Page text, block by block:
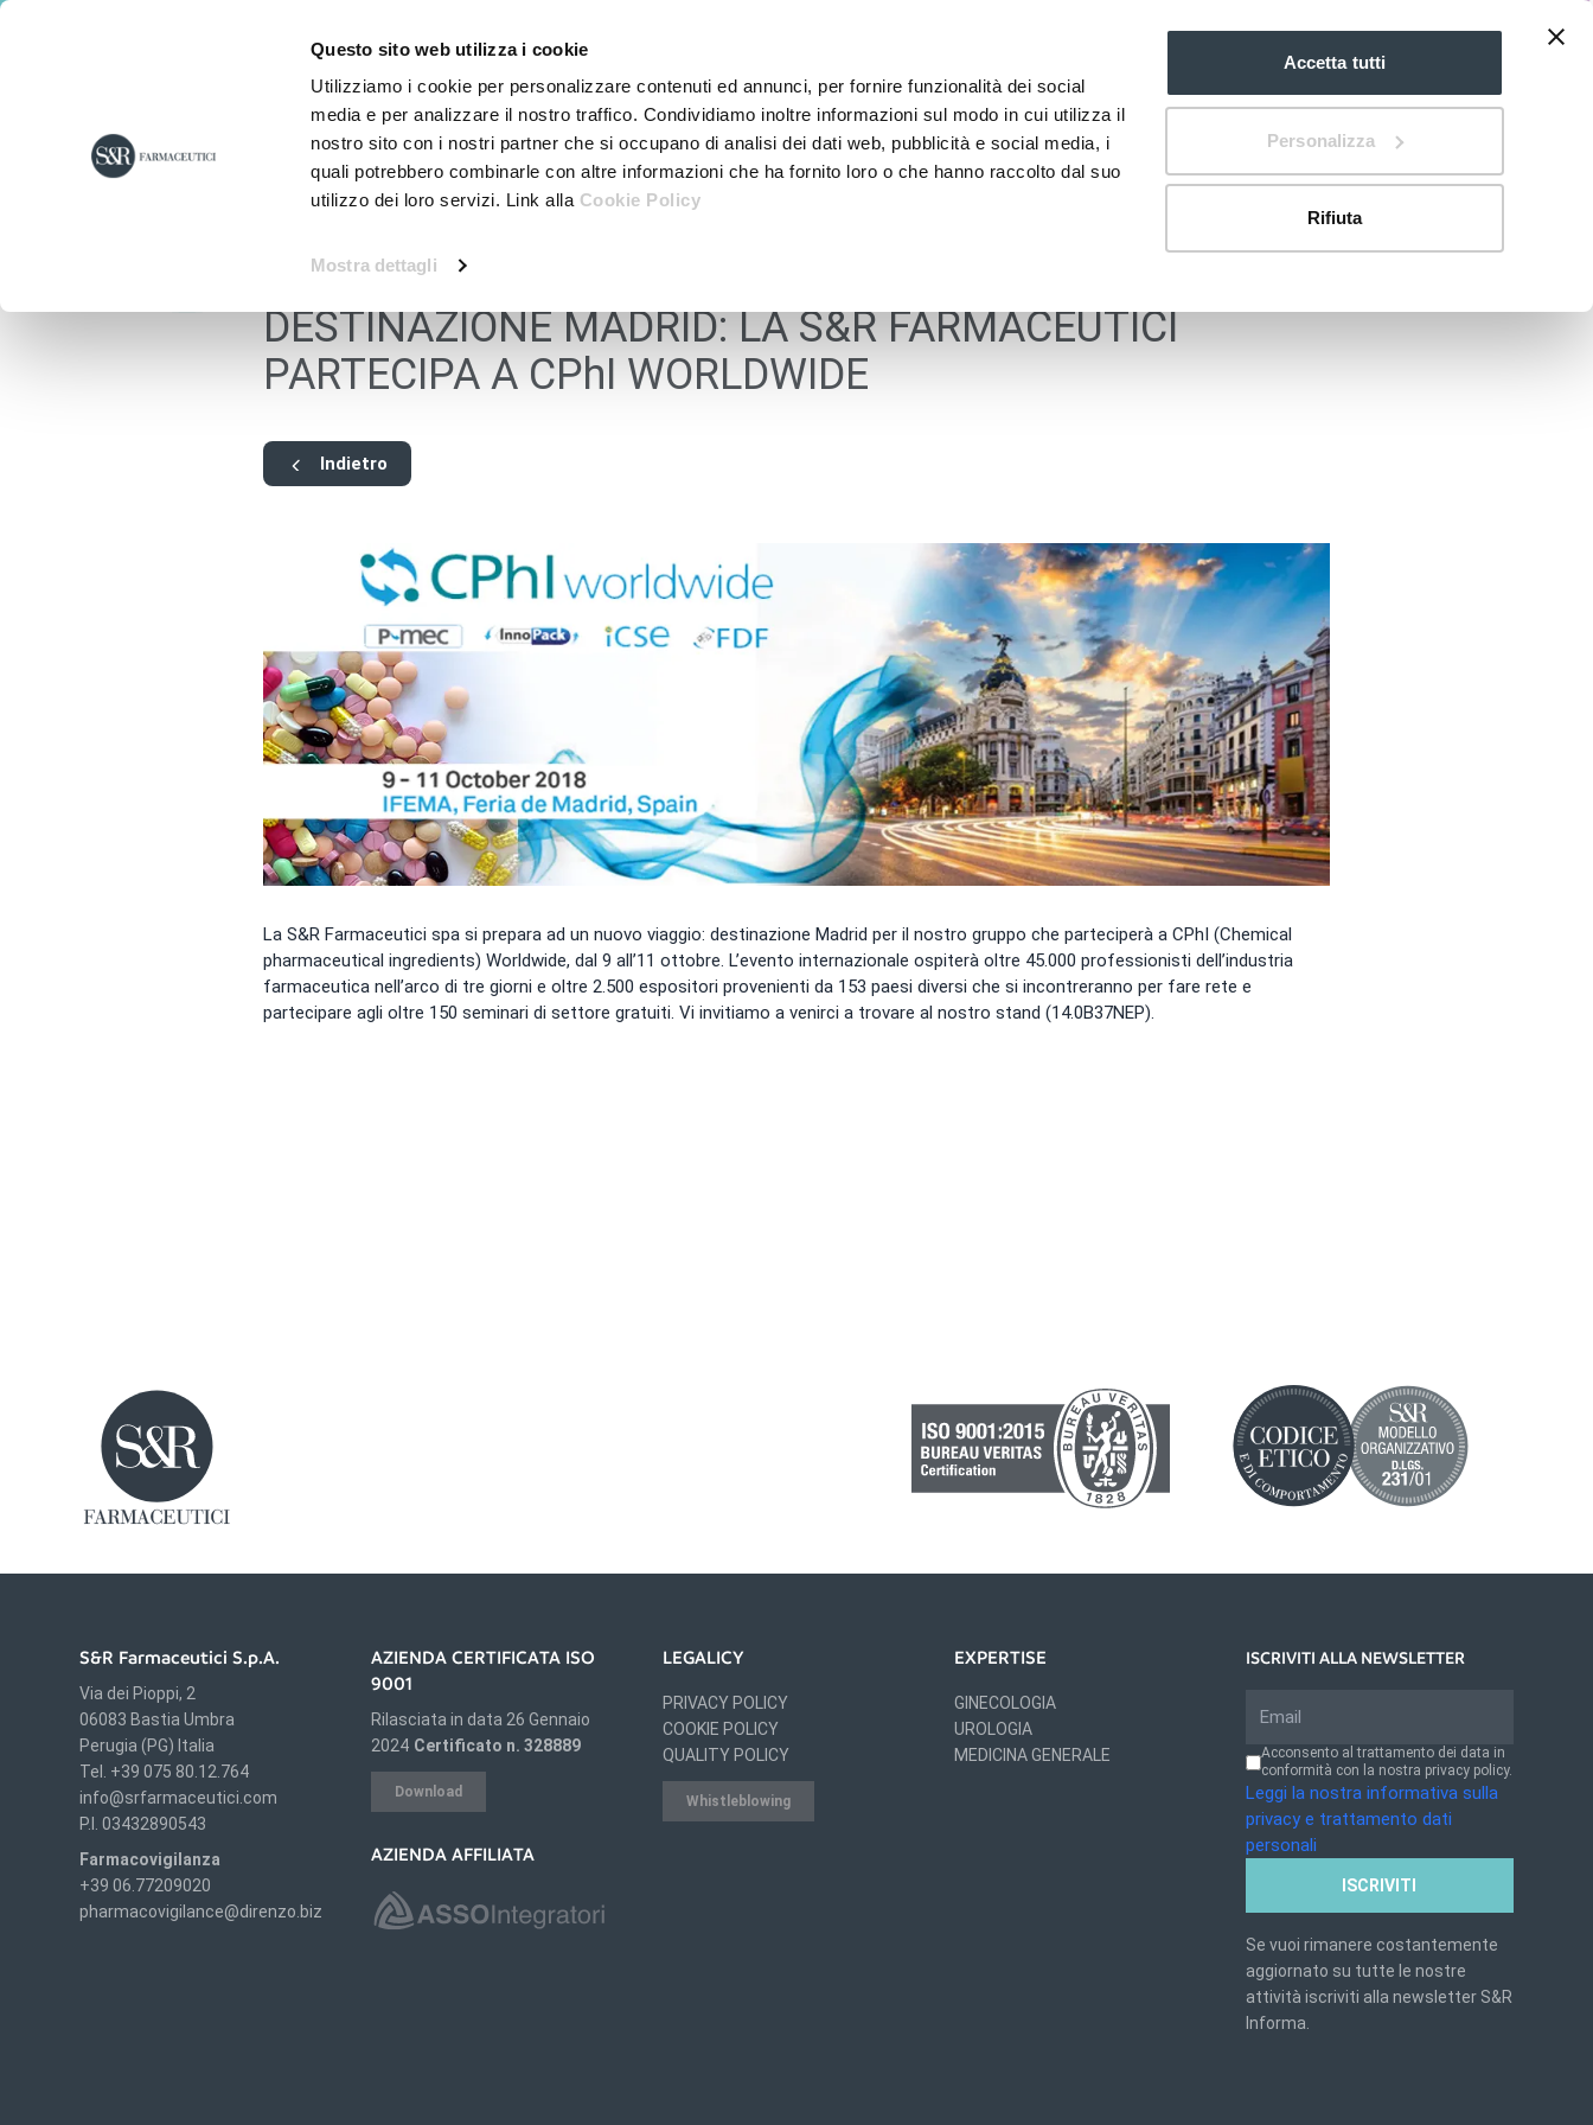
Questo sito web utilizza i cookie
Utilizziamo i cookie per personalizzare contenuti ed annunci, per fornire funzionalità dei social
media e per analizzare il nostro traffico. Condividiamo inoltre informazioni sul modo in cui utilizza il
nostro sito con i nostri partner che si occupano di analisi dei dati web, pubblicità e social media, i
quali potrebbero combinarle con altre informazioni che ha fornito loro o che hanno raccolto dal suo
utilizzo dei loro servizi. Link alla Cookie Policy
Mostra dettagli
Accetta tutti
Personalizza
Rifiuta
down
DESTINAZIONE MADRID: LA S&R FARMACEUTICI
PARTECIPA A CPhI WORLDWIDE
Indietro
La S&R Farmaceutici spa si prepara ad un nuovo viaggio: destinazione Madrid per il nostro gruppo che parteciperà a CPhI (Chemical
pharmaceutical ingredients) Worldwide, dal 9 all’11 ottobre. L’evento internazionale ospiterà oltre 45.000 professionisti dell’industria
farmaceutica nell’arco di tre giorni e oltre 2.500 espositori provenienti da 153 paesi diversi che si incontreranno per fare rete e
partecipare agli oltre 150 seminari di settore gratuiti. Vi invitiamo a venirci a trovare al nostro stand (14.0B37NEP).
S&R Farmaceutici S.p.A.
Via dei Pioppi, 2
06083 Bastia Umbra
Perugia (PG) Italia
Tel. +39 075 80.12.764
info@srfarmaceutici.com
P.I. 03432890543
Farmacovigilanza
+39 06.77209020
pharmacovigilance@direnzo.biz
AZIENDA CERTIFICATA ISO
9001
Rilasciata in data 26 Gennaio
2024 Certificato n. 328889
Download
AZIENDA AFFILIATA
LEGALICY
PRIVACY POLICY
COOKIE POLICY
QUALITY POLICY
Whistleblowing
EXPERTISE
GINECOLOGIA
UROLOGIA
MEDICINA GENERALE
ISCRIVITI ALLA NEWSLETTER
Acconsento al trattamento dei data in
conformità con la nostra privacy policy.
Leggi la nostra informativa sulla
privacy e trattamento dati
personali
ISCRIVITI
Se vuoi rimanere costantemente
aggiornato su tutte le nostre
attività iscriviti alla newsletter S&R
Informa.